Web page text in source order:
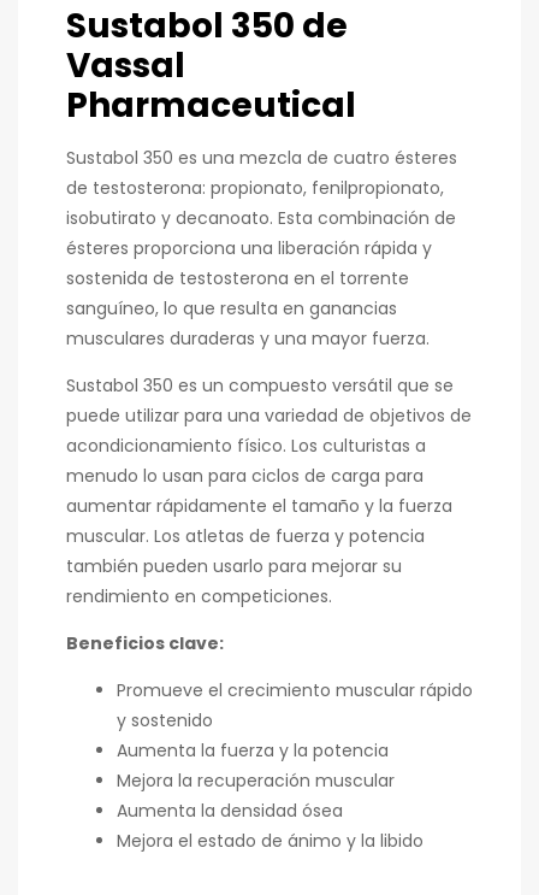
Sustabol 350 de
Vassal
Pharmaceutical
Sustabol 350 es una mezcla de cuatro ésteres
de testosterona: propionato, fenilpropionato,
isobutirato y decanoato. Esta combinación de
ésteres proporciona una liberación rápida y
sostenida de testosterona en el torrente
sanguíneo, lo que resulta en ganancias
musculares duraderas y una mayor fuerza.
Sustabol 350 es un compuesto versátil que se
puede utilizar para una variedad de objetivos de
acondicionamiento físico. Los culturistas a
menudo lo usan para ciclos de carga para
aumentar rápidamente el tamaño y la fuerza
muscular. Los atletas de fuerza y ​​potencia
también pueden usarlo para mejorar su
rendimiento en competiciones.
Beneficios clave:
Promueve el crecimiento muscular rápido
y sostenido
Aumenta la fuerza y ​​la potencia
Mejora la recuperación muscular
Aumenta la densidad ósea
Mejora el estado de ánimo y la libido